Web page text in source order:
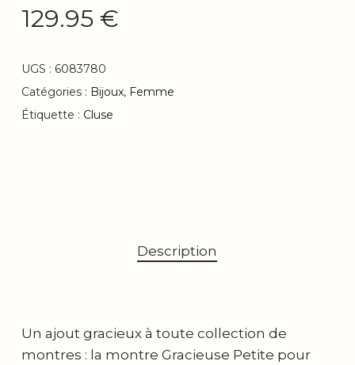
129.95 €
UGS : 6083780
Catégories : Bijoux, Femme
Étiquette : Cluse
Description
Un ajout gracieux à toute collection de
montres : la montre Gracieuse Petite pour